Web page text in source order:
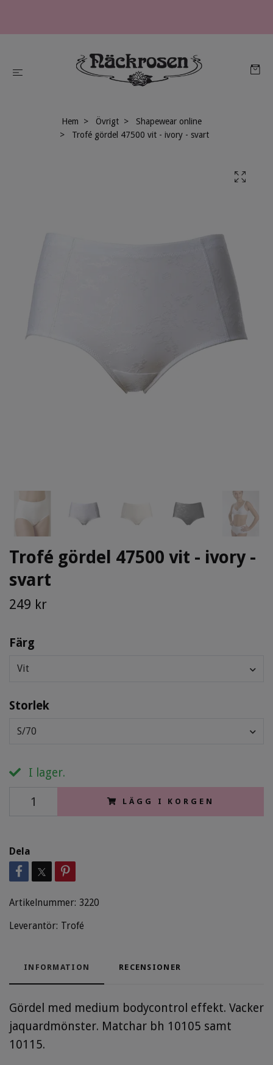
Hem Övrigt
Shapewear online
Trofé gördel 47500 vit - ivory - svart
Trofé gördel 47500 vit - ivory -
svart
249 kr
Färg
Vit
Storlek
S/70
I lager.
LÄGG I KORGEN
Dela
Artikelnummer: 3220
Leverantör: Trofé
INFORMATION RECENSIONER
Gördel med medium bodycontrol effekt. Vacker
jaquardmönster. Matchar bh 10105 samt
10115.